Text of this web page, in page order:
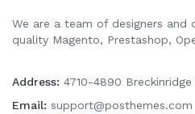
We are a team of designers and
quality Magento, Prestashop,
Address: 4710-4890
Email: support@posthemes.com